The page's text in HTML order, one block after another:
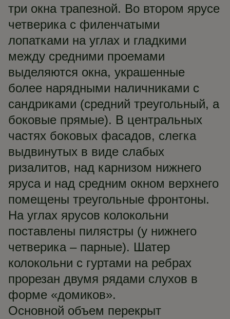
три окна трапезной. Во втором ярусе
четверика с филенчатыми
лопатками на углах и гладкими
между средними проемами
выделяются окна, украшенные
более нарядными наличниками с
сандриками (средний треугольный, а
боковые прямые). В центральных
частях боковых фасадов, слегка
выдвинутых в виде слабых
ризалитов, над карнизом нижнего
яруса и над средним окном верхнего
помещены треугольные фронтоны.
На углах ярусов колокольни
поставлены пилястры (у нижнего
четверика – парные). Шатер
колокольни с гуртами на ребрах
прорезан двумя рядами слухов в
форме «домиков».
Основной объем перекрыт